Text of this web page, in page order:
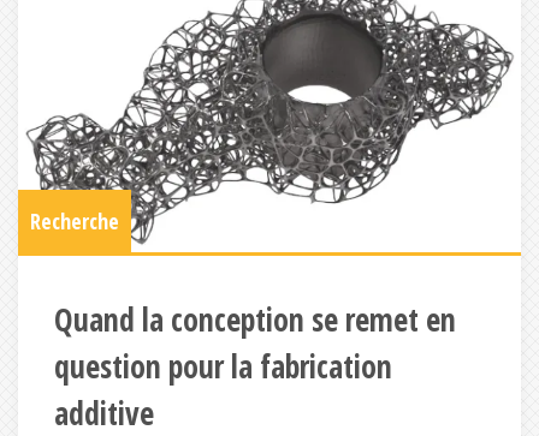
Recherche
Quand la conception se remet en
question pour la fabrication
additive